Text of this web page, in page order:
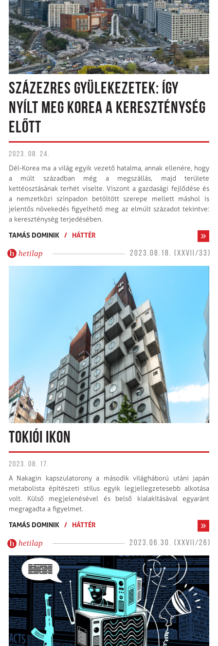
SZÁZEZRES GYÜLEKEZETEK: ÍGY
NYÍLT MEG KOREA A KERESZTÉNYSÉG
ELŐTT
2023. 08. 24.
Dél-Korea ma a világ egyik vezető hatalma, annak ellenére, hogy
a múlt században még a megszállás, majd területe
kettéosztásának terhét viselte. Viszont a gazdasági fejlődése és
a nemzetközi színpadon betöltött szerepe mellett máshol is
jelentős növekedés figyelhető meg az elmúlt századot tekintve:
a kereszténység terjedésében.
TAMÁS DOMINIK
/ HÁTTÉR
hetilap 2023.08.18. (XXVII/33)
TOKIÓI IKON
2023. 08. 17.
A Nakagin kapszulatorony a második világháború utáni japán
metabolista építészeti stílus egyik legjellegzetesebb alkotása
volt. Külső megjelenésével és belső kialakításával egyaránt
megragadta a figyelmet.
TAMÁS DOMINIK
/ HÁTTÉR
hetilap 2023.06.30. (XXVII/26)